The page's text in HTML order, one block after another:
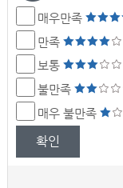
매우만족
만족
보통
불만족
매우 불만족
확인